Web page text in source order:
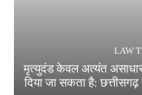
LAW
मृत्युदंड केवल अत्यंत
दिया जा सकता है: छत्तीसगढ़